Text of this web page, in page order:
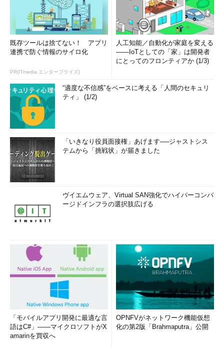
Server Core App Compatibility Feature on
Demand（FOD）［英語］（Windows IT Pro Center）
試しに、Hyper-V Server 2019に同じ手順でServer Core App
Compatibility FODをインストールしてみたところ、問題なく導
入できました。これでデスクトップエクスペリエンス環境のない
（画面4）。
画面4
用可能に
Hyper-V Server 2019の提供再開がこんなに遅れている理
本稿執筆時点（2019年3月8日）で、Hyper-V Server 2019の提
供はまだ再開されていません。また、Hyper-V Server 2019だけ
が遅れている理由も明らかにされていません。以下のダウンロー
ドサイト（日本語サイトは現時点では存在しません）には、
既存ツールは捨てない！ アプリ
連携で防ぐ情報のサイロ化
PR(ITmedia エンタープライズ)
人工知能／自動化が家庭を変える
――IoTとしての「家」は開発者
にとってのフロンティアか (1/3)
“適度な不信感”をベースに考える「人間のセキュリ
ティ」 (1/2)
「いきなり役員面接権」あげます──ジャストシス
テムから「挑戦状」が届きました
ヴイエムウェア、Virtual SAN強化でハイパーコンバ
ージドインフラの選択肢広げる
「モバイルアプリ開発に最適な言
語はC#」――マイクロソフトがX
amarinを買収へ
OPNFVがネットワーク機能仮想
化の第2版「Brahmaputra」公開